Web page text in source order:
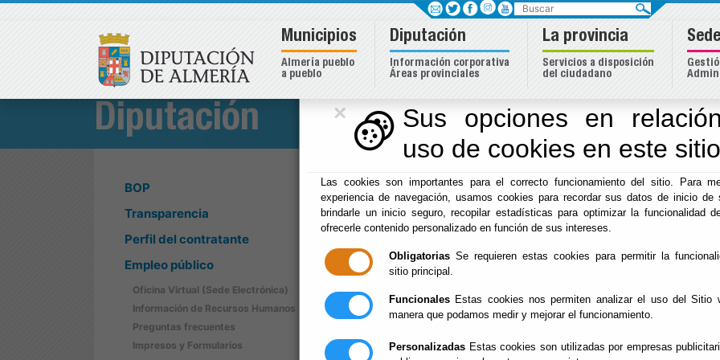
×
Sus opciones en
uso de cookies en este sitio
Las cookies son importantes para el correcto funcionamiento del sitio. Para
experiencia de navegación, usamos cookies para recordar sus datos de inicio de
brindarle un inicio seguro, recopilar estadísticas para optimizar la funcionalidad
ofrecerle contenido personalizado en función de sus intereses.
Obligatorias Se requieren estas cookies para permitir la
sitio principal.
Funcionales Estas cookies nos permiten analizar el uso del Sitio
manera que podamos medir y mejorar el funcionamiento.
Personalizadas Estas cookies son utilizadas por empresas
Diputación
BOP
Transparencia
Perfil del contratante
Empleo público
Oficina Virtual (Sede Electrónica)
Información de Recursos Humanos
Preguntas frecuentes
Impresos y Formularios
Inicio -Diputación - Casa Museo La Canana
Casa Museo La
La casa recibe el nombre de una de las personas que
pueblo, por dedicarse entre otras cosas, a la venta de
Venga a visitar esta antigua casa de Mojácar para
La casa, con más de 200 m2 de exposición está
Buscar
Municipios
Almería pueblo
a pueblo
Diputación
Información corporativa
Áreas provinciales
La provincia
Servicios a disposición
del ciudadano